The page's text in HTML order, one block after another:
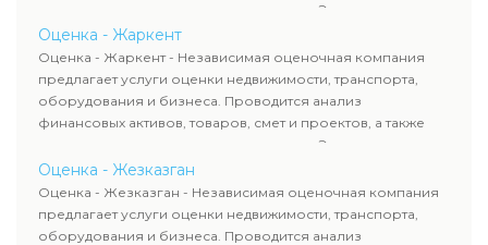
оценка животных и недропользования. Эксперты
определяют рыночную стоимость имущества и
рассчитывают ущерб. Все отчеты соответствуют
требованиям законодательства и используются для
сделок, кредитования и судебных процессов.
Оценка - Жаркент
Оценка - Жаркент - Независимая оценочная компания
предлагает услуги оценки недвижимости, транспорта,
оборудования и бизнеса. Проводится анализ
финансовых активов, товаров, смет и проектов, а также
оценка животных и недропользования. Эксперты
определяют рыночную стоимость имущества и
рассчитывают ущерб. Все отчеты соответствуют
требованиям законодательства и используются для
сделок, кредитования и судебных процессов.
Оценка - Жезказган
Оценка - Жезказган - Независимая оценочная компания
предлагает услуги оценки недвижимости, транспорта,
оборудования и бизнеса. Проводится анализ